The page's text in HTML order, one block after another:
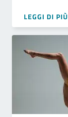
LEGGI DI PIÙ